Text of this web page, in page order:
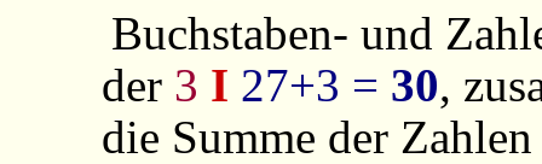
Buchstaben- und
der 3 I 27+3 = 30,
die Summe der